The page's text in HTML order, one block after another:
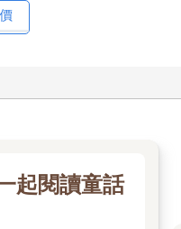
起閱讀童話